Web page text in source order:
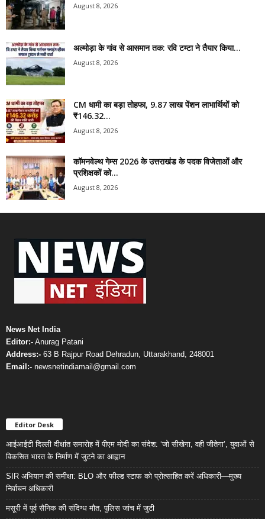
August 8, 2026
अल्मोड़ा के गांव से आसमान तक: रवि टम्टा ने तैयार किया...
August 8, 2026
CM धामी का बड़ा तोहफा, 9.87 लाख पेंशन लाभार्थियों को
₹146.32...
August 8, 2026
कॉमनवेल्थ गेम्स 2026 के उत्तराखंड के पदक विजेताओं और
प्रशिक्षकों को...
August 8, 2026
News Net India
Editor:- Anurag Patani
Address:- 63 B Rajpur Road Dehradun, Uttarakhand, 248001
Email:- newsnetindiamail@gmail.com
Editor Desk
आईआईटी दिल्ली दीक्षांत समारोह में पीएम मोदी का संदेश: ‘जो सीखेगा, वही जीतेगा’, युवाओं से
विकसित भारत के निर्माण में जुटने का आह्वान
SIR अभियान की समीक्षा: BLO और फील्ड स्टाफ को प्रोत्साहित करें अधिकारी—मुख्य
निर्वाचन अधिकारी
मसूरी में पूर्व सैनिक की संदिग्ध मौत, पुलिस जांच में जुटी